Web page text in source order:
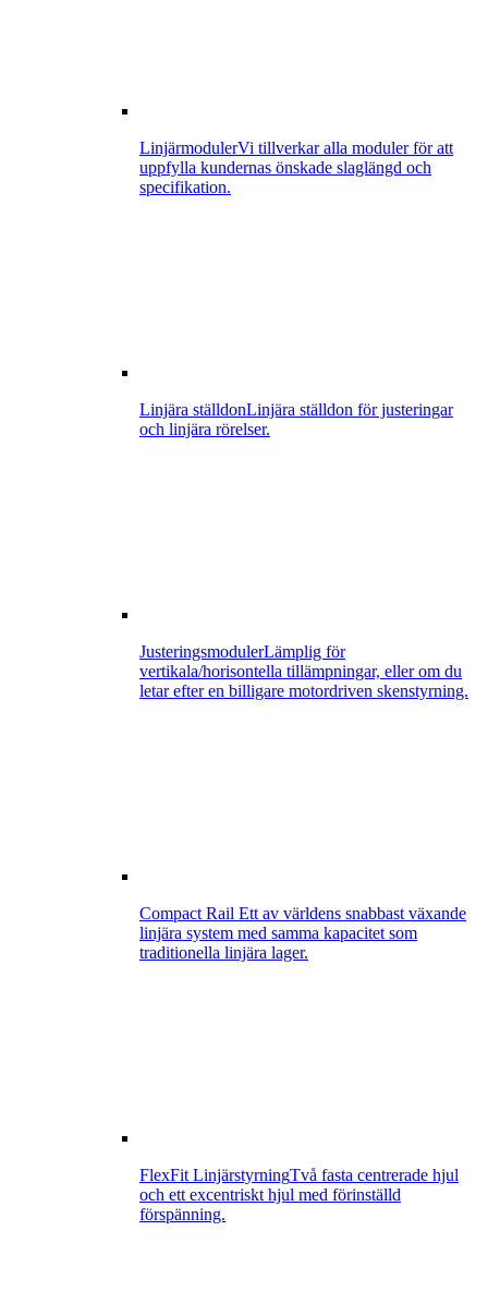
LinjärmodulerVi tillverkar alla moduler för att
uppfylla kundernas önskade slaglängd och
specifikation.
Linjära ställdonLinjära ställdon för justeringar
och linjära rörelser.
JusteringsmodulerLämplig för
vertikala/horisontella tillämpningar, eller om du
letar efter en billigare motordriven skenstyrning.
Compact Rail Ett av världens snabbast växande
linjära system med samma kapacitet som
traditionella linjära lager.
FlexFit LinjärstyrningTvå fasta centrerade hjul
och ett excentriskt hjul med förinställd
förspänning.